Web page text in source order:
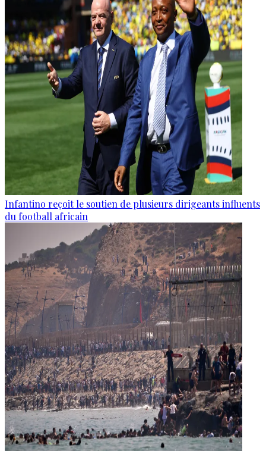
Infantino reçoit le soutien de plusieurs dirigeants influents
du football africain